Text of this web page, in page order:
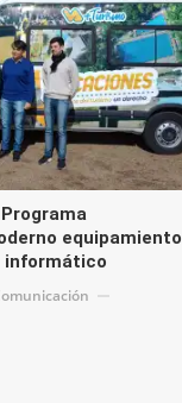
equipamiento
informático